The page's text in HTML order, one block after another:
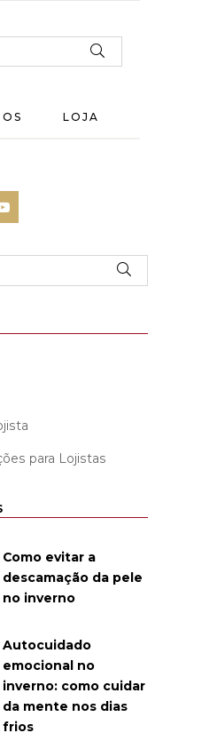
LOJA
para Lojistas
Como evitar a
descamação da pele
no inverno
Autocuidado
emocional no
inverno: como cuidar
da mente nos dias
frios